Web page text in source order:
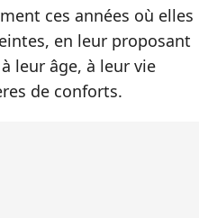
ces années où elles
en leur proposant
leur âge, à leur vie
de conforts.